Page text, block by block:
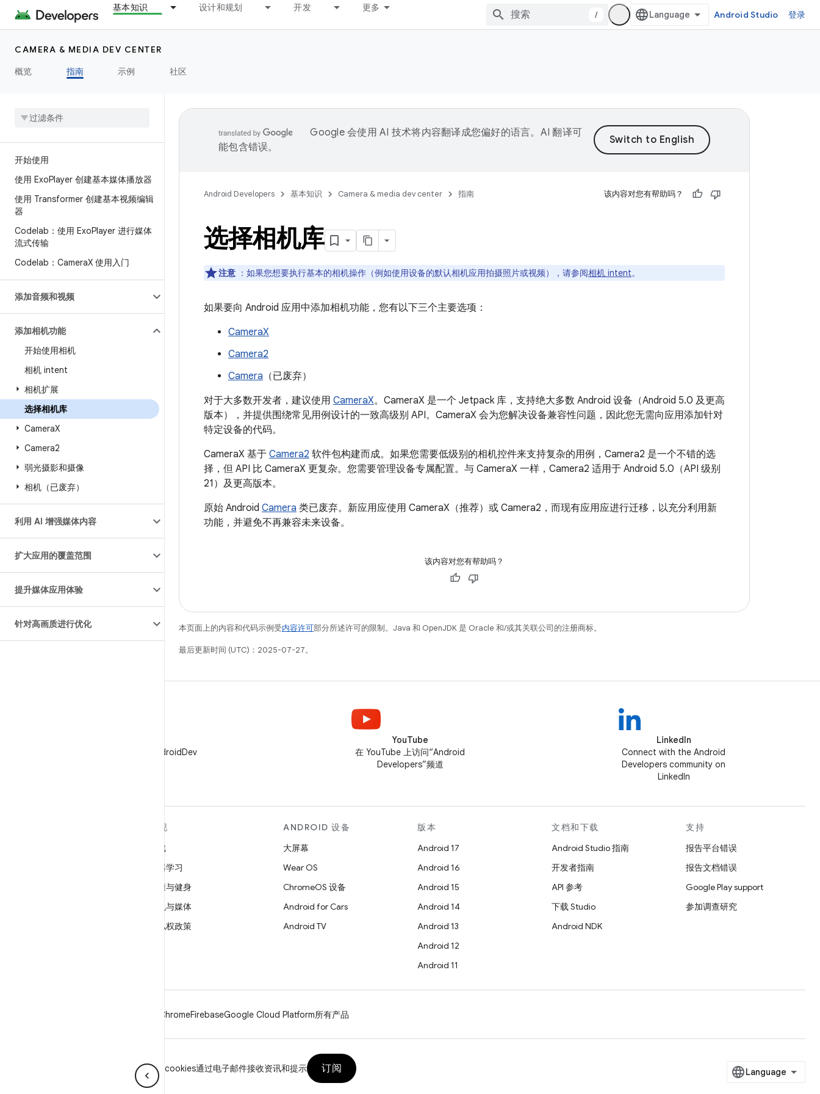
基本知识 设计和规划 开发 更多
/ Android Studio 登录
CAMERA & MEDIA DEV CENTER
概览
指南 示例 社区
开始使用
使用 ExoPlayer 创建基本媒体播放器
使用 Transformer 创建基本视频编辑
器
Codelab：使用 ExoPlayer 进行媒体
流式传输
Codelab：CameraX 使用入门
添加音频和视频
添加相机功能
开始使用相机
相机 intent
相机扩展
选择相机库
CameraX
Camera2
弱光摄影和摄像
相机（已废弃）
利用 AI 增强媒体内容
扩大应用的覆盖范围
提升媒体应用体验
针对高画质进行优化
Google 会使用 AI 技术将内容翻译成您偏好的语言。AI 翻译可
能包含错误。
Android Developers 基本知识 Camera & media dev center 指南 该内容对您有帮助吗？
选择相机库
注意 ：如果您想要执行基本的相机操作（例如使用设备的默认相机应用拍摄照片或视频），请参阅相机 intent。
如果要向 Android 应用中添加相机功能，您有以下三个主要选项：
CameraX
Camera2
Camera （已废弃）
对于大多数开发者，建议使用 CameraX。CameraX 是一个 Jetpack 库，支持绝大多数 Android 设备（Android 5.0 及更高
版本），并提供围绕常见用例设计的一致高级别 API。CameraX 会为您解决设备兼容性问题，因此您无需向应用添加针对
特定设备的代码。
CameraX 基于 Camera2 软件包构建而成。如果您需要低级别的相机控件来支持复杂的用例，Camera2 是一个不错的选
择，但 API 比 CameraX 更复杂。您需要管理设备专属配置。与 CameraX 一样，Camera2 适用于 Android 5.0（API 级别
21）及更高版本。
原始 Android Camera 类已废弃。新应用应使用 CameraX（推荐）或 Camera2，而现有应用应进行迁移，以充分利用新
功能，并避免不再兼容未来设备。
该内容对您有帮助吗？
本页面上的内容和代码示例受内容许可部分所述许可的限制。Java 和 OpenJDK 是 Oracle 和/或其关联公司的注册商标。
最后更新时间 (UTC)：2025-07-27。
在 X 上关注 @AndroidDev
YouTube
在 YouTube 上访问“Android
Developers”频道
LinkedIn
Connect with the Android
Developers community on
LinkedIn
发现
游戏
机器学习
健康与健身
相机与媒体
隐私权政策
ANDROID 设备
大屏幕
Wear OS
ChromeOS 设备
Android for Cars
Android TV
版本
Android 17
Android 16
Android 15
Android 14
Android 13
Android 12
Android 11
文档和下载
Android Studio 指南
开发者指南
API 参考
下载 Studio
Android NDK
支持
报告平台错误
报告文档错误
Google Play support
参加调查研究
ChromeFirebaseGoogle Cloud Platform所有产品
Manage cookies通过电子邮件接收资讯和提示 订阅